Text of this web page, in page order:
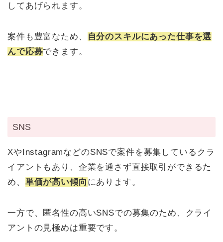
してあげられます。
案件も豊富なため、
自分のスキルにあった仕事を選
んで応募できます。
SNS
XやInstagramなどのSNSで案件を募集しているクラ
イアントもあり、企業を通さず直接取引ができるた
め、 単価が高い傾向 にあります。
一方で、匿名性の高いSNSでの募集のため、クライ
アントの見極めは重要です。